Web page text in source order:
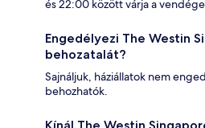
és 22:00 között várja a
Engedélyezi The Westin
behozatalát?
Sajnáljuk, háziállatok nem
behozhatók.